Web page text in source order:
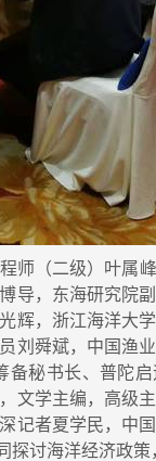
师（二级）叶属
导，东海研究院
辉，浙江海洋大
刘舜斌，中国渔
秘书长、普陀
文学主编，高级
记者夏学民，中
讨海洋经济政策